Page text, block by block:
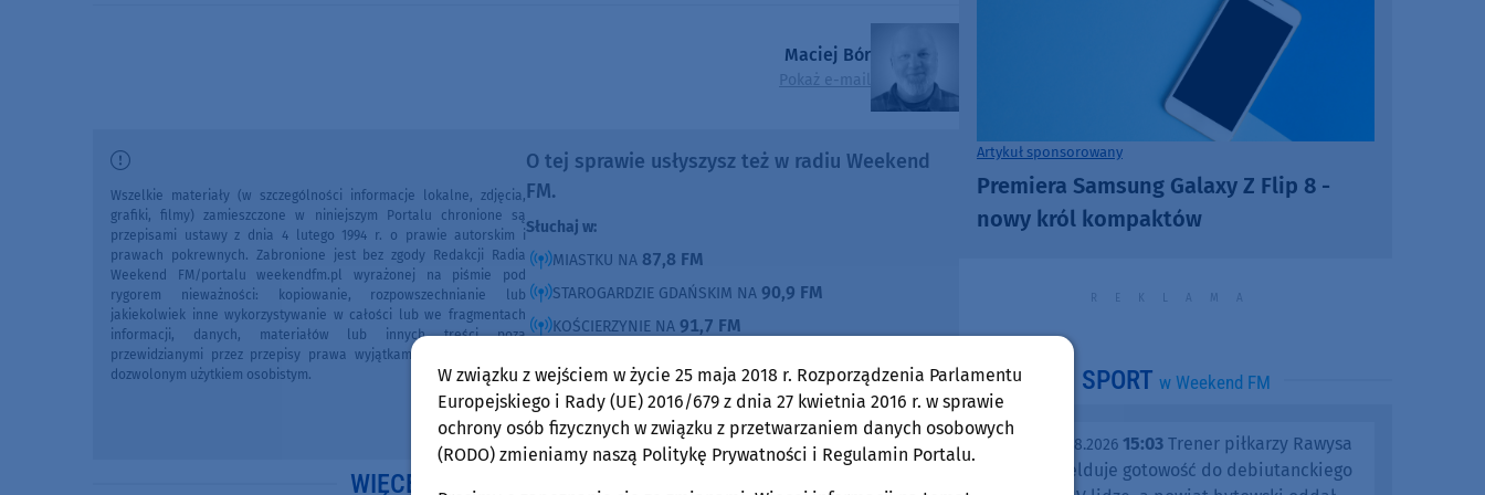
Maciej Bór
Pokaż e-mail
O tej sprawie usłyszysz też w radiu Weekend
FM.
Słuchaj w:
MIASTKU NA 87,8 FM
STAROGARDZIE GDAŃSKIM NA 90,9 FM
KOŚCIERZYNIE NA 91,7 FM
CHOJNICACH, CZŁUCHOWIE I TUCHOLI NA 99,30 FM
BYTOWIE NA105,8 FM
Wszelkie materiały (w szczególności informacje lokalne, zdjęcia,
grafiki, filmy) zamieszczone w niniejszym Portalu chronione są
przepisami ustawy z dnia 4 lutego 1994 r. o prawie autorskim i
prawach pokrewnych. Zabronione jest bez zgody Redakcji Radia
Weekend FM/portalu weekendfm.pl wyrażonej na piśmie pod
rygorem nieważności: kopiowanie, rozpowszechnianie lub
jakiekolwiek inne wykorzystywanie w całości lub we fragmentach
informacji, danych, materiałów lub innych treści poza
przewidzianymi przez przepisy prawa wyjątkami, w szczególności
dozwolonym użytkiem osobistym.
WIĘCEJ WIADOMOŚCI w Weekend FM
Artykuł sponsorowany
Premiera Samsung Galaxy Z Flip 8 -
nowy król kompaktów
SPORT w Weekend FM
piątek, 07.08.2026 15:03 Trener piłkarzy Rawysa
Raciąż melduje gotowość do debiutanckiego
W związku z wejściem w życie 25 maja 2018 r. Rozporządzenia Parlamentu
Europejskiego i Rady (UE) 2016/679 z dnia 27 kwietnia 2016 r. w sprawie
ochrony osób fizycznych w związku z przetwarzaniem danych osobowych
(RODO) zmieniamy naszą Politykę Prywatności i Regulamin Portalu.